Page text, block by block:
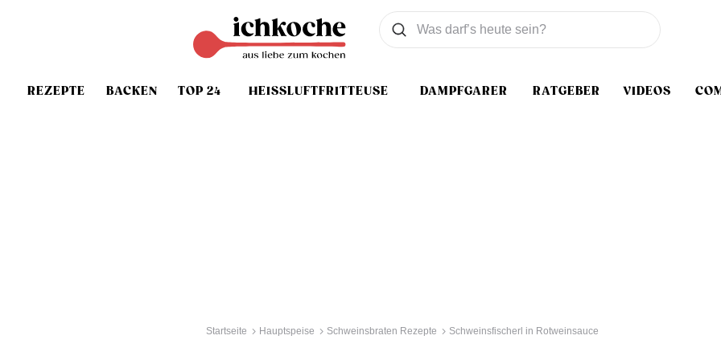
REZEPTE BACKEN TOP 24 HEISSLUFTFRITTEUSE DAMPFGARER RATGEBER VIDEOS
Was wollen Sie suchen
Suchen
Startseite Hauptspeise Schweinsbraten Rezepte Schweinsfischerl in Rotweinsauce